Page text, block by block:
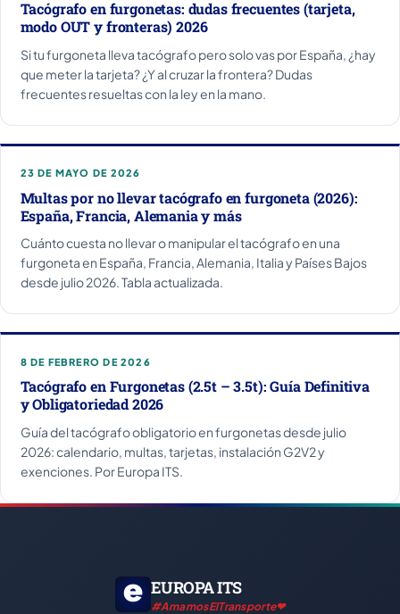
Tacógrafo en furgonetas: dudas frecuentes (tarjeta,
modo OUT y fronteras) 2026
Si tu furgoneta lleva tacógrafo pero solo vas por España, ¿hay
que meter la tarjeta? ¿Y al cruzar la frontera? Dudas
frecuentes resueltas con la ley en la mano.
23 DE MAYO DE 2026
Multas por no llevar tacógrafo en furgoneta (2026):
España, Francia, Alemania y más
Cuánto cuesta no llevar o manipular el tacógrafo en una
furgoneta en España, Francia, Alemania, Italia y Países Bajos
desde julio 2026. Tabla actualizada.
8 DE FEBRERO DE 2026
Tacógrafo en Furgonetas (2.5t – 3.5t): Guía Definitiva
y Obligatoriedad 2026
Guía del tacógrafo obligatorio en furgonetas desde julio
2026: calendario, multas, tarjetas, instalación G2V2 y
exenciones. Por Europa ITS.
EUROPA ITS
#AmamosElTransporte❤